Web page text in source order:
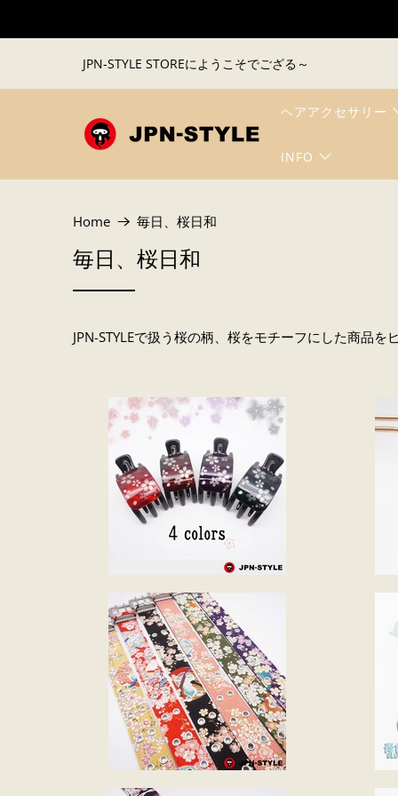
JPN-STYLE STOREにようこそでござる～
ヘアアクセサリー
INFO
Home 毎日、桜日和
毎日、桜日和
JPN-STYLEで扱う桜の柄、桜をモチーフにした商品を